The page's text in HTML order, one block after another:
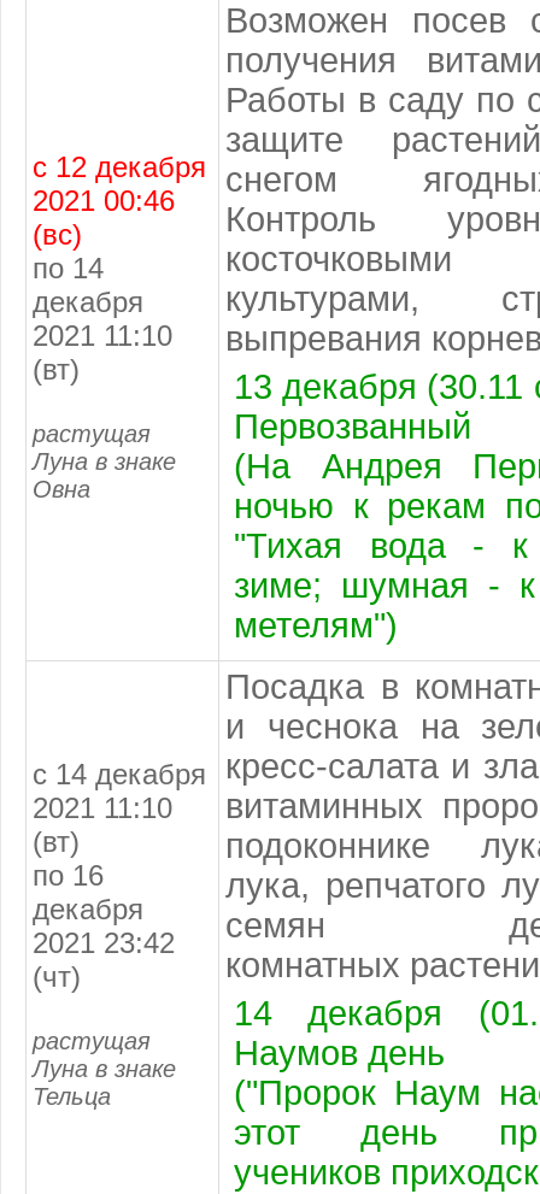
с 12 декабря
2021 00:46
(вс)
по 14
декабря
2021 11:10
(вт)
растущая
Луна в знаке
Овна
Возможен посев
получения
Работы в саду по
защите
снегом
Контроль
культурами,
выпревания
13 декабря (30.11
Первозванный
(На Андрея
ночью к рекам
"Тихая вода - к
зиме; шумная -
метелям")
с 14 декабря
2021 11:10
(вт)
по 16
декабря
2021 23:42
(чт)
растущая
Луна в знаке
Тельца
Посадка в
и чеснока на
кресс-салата и
витаминных
подоконнике
лука, репчатого
семян
комнатных
14 декабря
Наумов день
("Пророк Наум
этот день
учеников